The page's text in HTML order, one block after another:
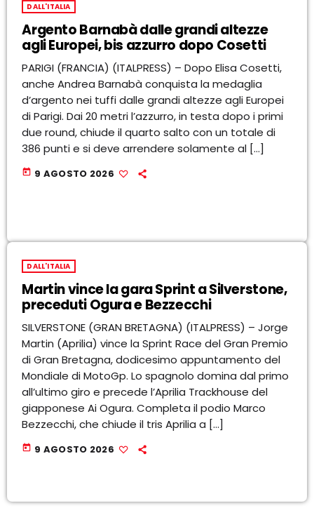
DALL'ITALIA
Argento Barnabà dalle grandi altezze
agli Europei, bis azzurro dopo Cosetti
PARIGI (FRANCIA) (ITALPRESS) – Dopo Elisa Cosetti,
anche Andrea Barnabà conquista la medaglia
d’argento nei tuffi dalle grandi altezze agli Europei
di Parigi. Dai 20 metri l’azzurro, in testa dopo i primi
due round, chiude il quarto salto con un totale di
386 punti e si deve arrendere solamente al […]
today 9 AGOSTO 2026
DALL'ITALIA
Martin vince la gara Sprint a Silverstone,
preceduti Ogura e Bezzecchi
SILVERSTONE (GRAN BRETAGNA) (ITALPRESS) – Jorge
Martin (Aprilia) vince la Sprint Race del Gran Premio
di Gran Bretagna, dodicesimo appuntamento del
Mondiale di MotoGp. Lo spagnolo domina dal primo
all’ultimo giro e precede l’Aprilia Trackhouse del
giapponese Ai Ogura. Completa il podio Marco
Bezzecchi, che chiude il tris Aprilia a […]
today 9 AGOSTO 2026